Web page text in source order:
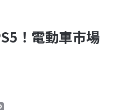
！電動車市場